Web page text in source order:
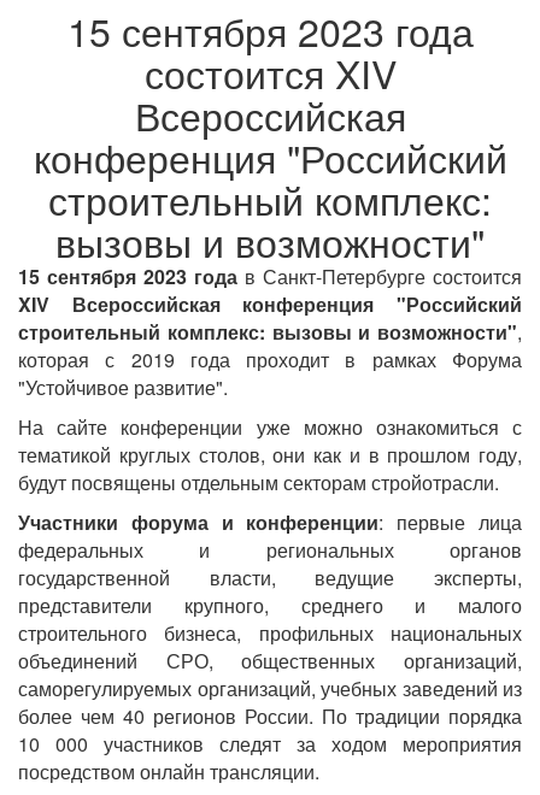
15 сентября 2023 года
состоится XIV
Всероссийская
конференция "Российский
строительный комплекс:
вызовы и возможности"
15 сентября 2023 года в Санкт-Петербурге состоится
XIV Всероссийская конференция "Российский
строительный комплекс: вызовы и возможности",
которая с 2019 года проходит в рамках Форума
"Устойчивое развитие".
На сайте конференции уже можно ознакомиться с
тематикой круглых столов, они как и в прошлом году,
будут посвящены отдельным секторам стройотрасли.
Участники форума и конференции: первые лица
федеральных и региональных органов
государственной власти, ведущие эксперты,
представители крупного, среднего и малого
строительного бизнеса, профильных национальных
объединений СРО, общественных организаций,
саморегулируемых организаций, учебных заведений из
более чем 40 регионов России. По традиции порядка
10 000 участников следят за ходом мероприятия
посредством онлайн трансляции.